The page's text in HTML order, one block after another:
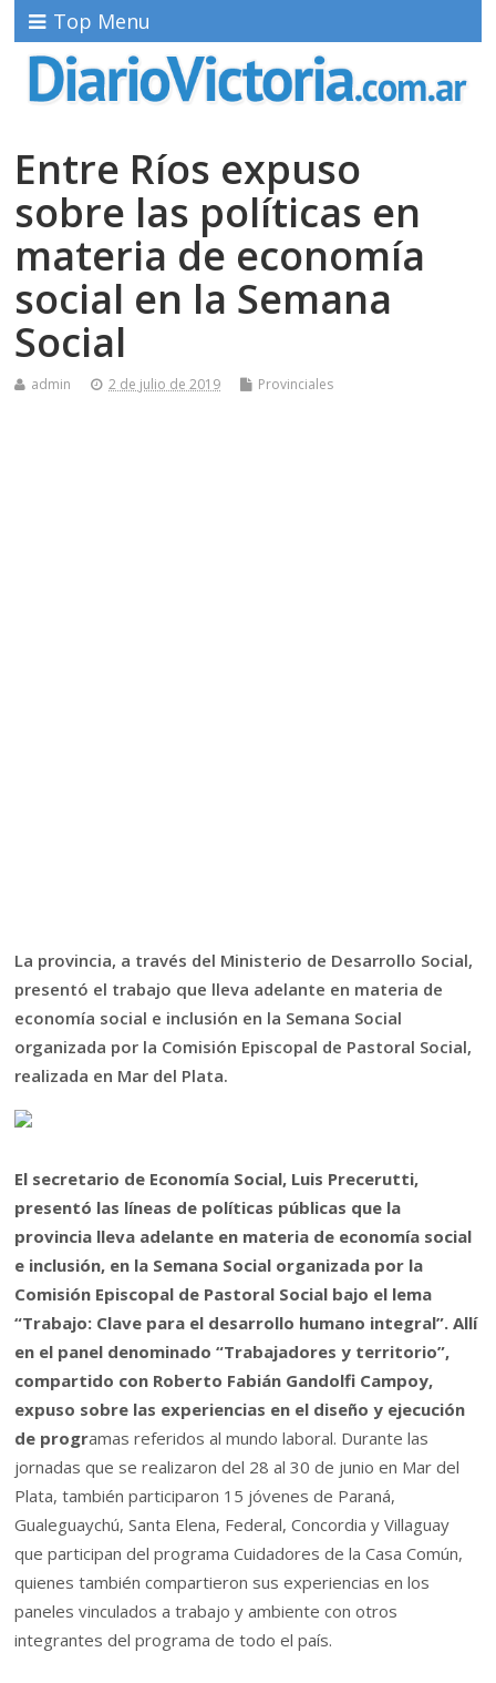
Top Menu
Entre Ríos expuso
sobre las políticas en
materia de economía
social en la Semana
Social
admin 2 de julio de 2019 Provinciales
La provincia, a través del Ministerio de Desarrollo Social,
presentó el trabajo que lleva adelante en materia de
economía social e inclusión en la Semana Social
organizada por la Comisión Episcopal de Pastoral Social,
realizada en Mar del Plata.
El secretario de Economía Social, Luis Precerutti,
presentó las líneas de políticas públicas que la
provincia lleva adelante en materia de economía social
e inclusión, en la Semana Social organizada por la
Comisión Episcopal de Pastoral Social bajo el lema
“Trabajo: Clave para el desarrollo humano integral”. Allí
en el panel denominado “Trabajadores y territorio”,
compartido con Roberto Fabián Gandolfi Campoy,
expuso sobre las experiencias en el diseño y ejecución
de programas referidos al mundo laboral. Durante las
jornadas que se realizaron del 28 al 30 de junio en Mar del
Plata, también participaron 15 jóvenes de Paraná,
Gualeguaychú, Santa Elena, Federal, Concordia y Villaguay
que participan del programa Cuidadores de la Casa Común,
quienes también compartieron sus experiencias en los
paneles vinculados a trabajo y ambiente con otros
integrantes del programa de todo el país.